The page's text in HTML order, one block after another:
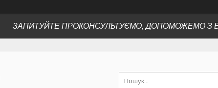
ЗАПИТУЙТЕ ПРОКОНСУЛЬТУЄМО, ДОПОМОЖЕМО З